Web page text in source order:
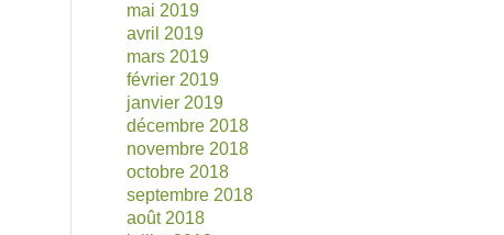
mai 2019
avril 2019
mars 2019
février 2019
janvier 2019
décembre 2018
novembre 2018
octobre 2018
septembre 2018
août 2018